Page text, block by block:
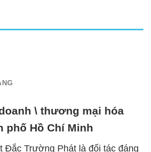
\ thương mại hóa
phố Hồ Chí Minh
Đắc Trường Phát là đối tác đáng